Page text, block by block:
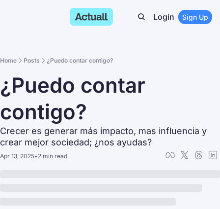
Login Sign Up
Home Posts ¿Puedo contar contigo?
¿Puedo contar
contigo?
Crecer es generar más impacto, mas influencia y
crear mejor sociedad; ¿nos ayudas?
Apr 13, 2025•2 min read